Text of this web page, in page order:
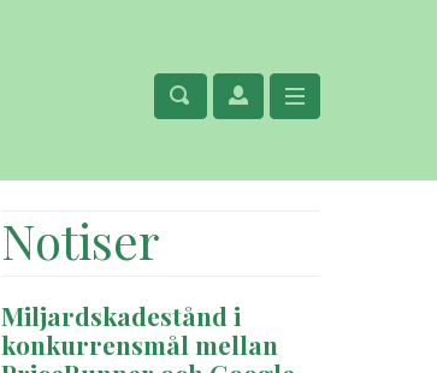
Notiser
Miljardskadestånd i
konkurrensmål mellan